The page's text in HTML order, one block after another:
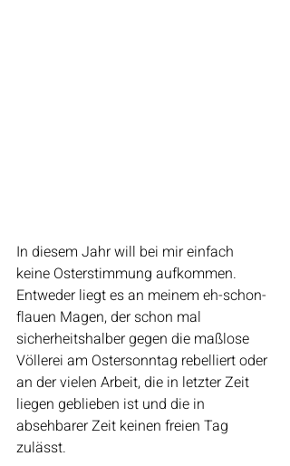
In diesem Jahr will bei mir einfach
keine Osterstimmung aufkommen.
Entweder liegt es an meinem eh-schon-
flauen Magen, der schon mal
sicherheitshalber gegen die maßlose
Völlerei am Ostersonntag rebelliert oder
an der vielen Arbeit, die in letzter Zeit
liegen geblieben ist und die in
absehbarer Zeit keinen freien Tag
zulässt.